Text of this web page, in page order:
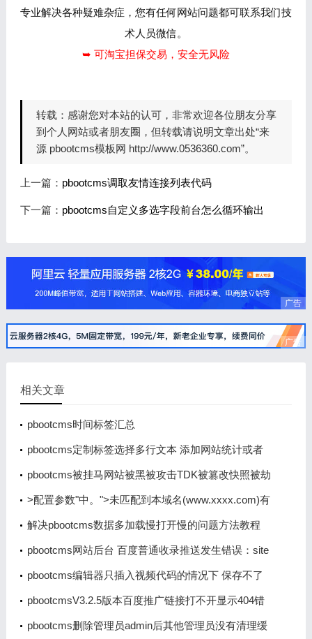
专业解决各种疑难杂症，您有任何网站问题都可联系我们技
术人员微信。
➥ 可淘宝担保交易，安全无风险
转载： 感谢您对本站的认可，非常欢迎各位朋友分享
到个人网站或者朋友圈，但转载请说明文章出处“来
源 pbootcms模板网 http://www.0536360.com”。
上一篇： pbootcms调取友情连接列表代码
下一篇： pbootcms自定义多选字段前台怎么循环输出
广告
广告
相关文章
pbootcms时间标签汇总
pbootcms定制标签选择多行文本 添加网站统计或者
是客服类js代码时出现br换行 导致代码不生效
pbootcms被挂马网站被黑被攻击TDK被篡改快照被劫
持怎么办的解决办法
>配置参数"中。">未匹配到本域名(www.xxxx.com)有
效授权码，请到PbootCMS官网免费获取，并登录系
统后台填写到"全局配置>>配置参数"中。
解决pbootcms数据多加载慢打开慢的问题方法教程
pbootcms网站后台 百度普通收录推送发生错误：site
error
pbootcms编辑器只插入视频代码的情况下 保存不了
数据
pbootcmsV3.2.5版本百度推广链接打不开显示404错
误页面
pbootcms删除管理员admin后其他管理员没有清理缓